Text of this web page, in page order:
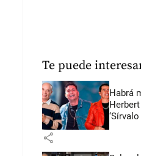
Te puede
Habrá
share